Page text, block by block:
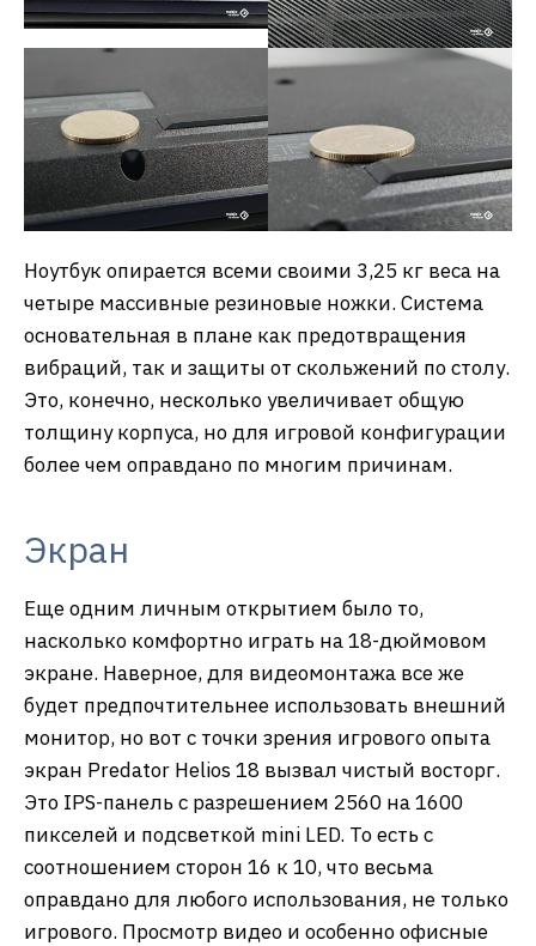
Ноутбук опирается всеми своими 3,25 кг веса на
четыре массивные резиновые ножки. Система
основательная в плане как предотвращения
вибраций, так и защиты от скольжений по столу.
Это, конечно, несколько увеличивает общую
толщину корпуса, но для игровой конфигурации
более чем оправдано по многим причинам.
Экран
Еще одним личным открытием было то,
насколько комфортно играть на 18-дюймовом
экране. Наверное, для видеомонтажа все же
будет предпочтительнее использовать внешний
монитор, но вот с точки зрения игрового опыта
экран Predator Helios 18 вызвал чистый восторг.
Это IPS-панель с разрешением 2560 на 1600
пикселей и подсветкой mini LED. То есть с
соотношением сторон 16 к 10, что весьма
оправдано для любого использования, не только
игрового. Просмотр видео и особенно офисные